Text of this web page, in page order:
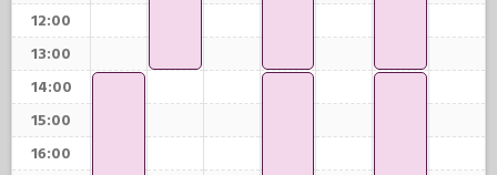
12:00
13:00
14:00
15:00
16:00